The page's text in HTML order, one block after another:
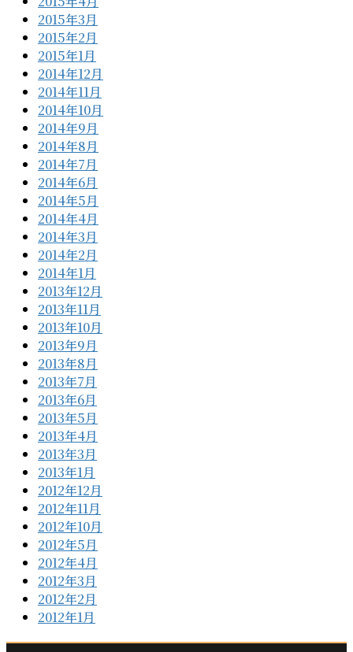
2015年3月
2015年2月
2015年1月
2014年12月
2014年11月
2014年10月
2014年9月
2014年8月
2014年7月
2014年6月
2014年5月
2014年4月
2014年3月
2014年2月
2014年1月
2013年12月
2013年11月
2013年10月
2013年9月
2013年8月
2013年7月
2013年6月
2013年5月
2013年4月
2013年3月
2013年1月
2012年12月
2012年11月
2012年10月
2012年5月
2012年4月
2012年3月
2012年2月
2012年1月